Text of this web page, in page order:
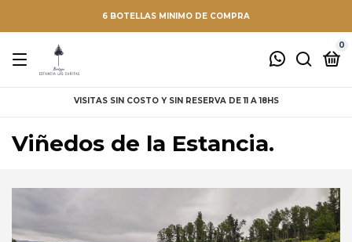
6 BOTELLAS MINIMO DE COMPRA
0
VISITAS SIN COSTO Y SIN RESERVA DE 11 A 18HS
Viñedos de la Estancia.